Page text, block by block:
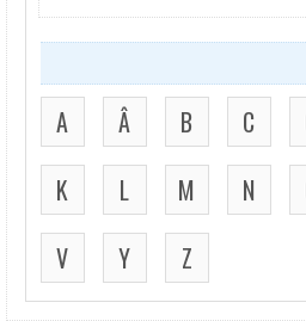
A Â B C
K
L M N
V
Y Z